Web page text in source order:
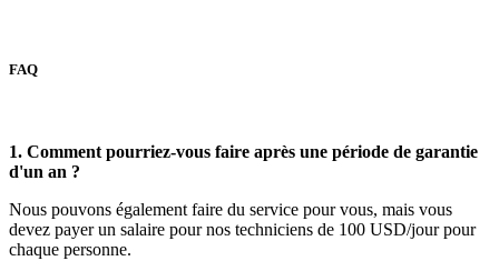
FAQ
1. Comment pourriez-vous faire après une période de garantie
d'un an ?
Nous pouvons également faire du service pour vous, mais vous
devez payer un salaire pour nos techniciens de 100 USD/jour pour
chaque personne.